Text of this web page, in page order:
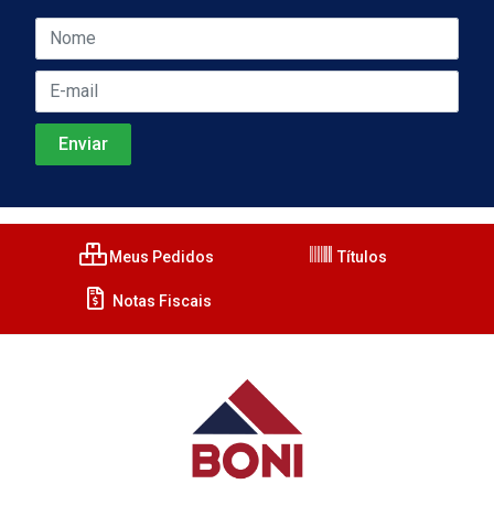
Meus Pedidos Títulos
Notas Fiscais